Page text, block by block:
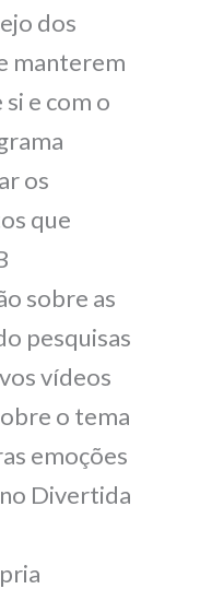
dos
manterem
e com o
os
que
sobre as
pesquisas
vídeos
o tema
emoções
Divertida